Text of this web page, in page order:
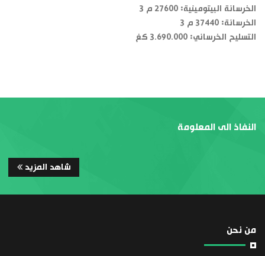
الخرسانة البيتومينية: 27600 م 3
الخرسانة: 37440 م 3
التسليح الخرساني: 3.690.000 كغ
النفاذ الى المعلومة
شاهد المزيد
من نحن